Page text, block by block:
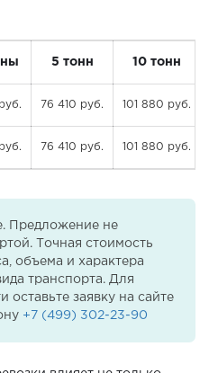
5 тонн 10 тонн
76 410 руб. 101 880 руб.
76 410 руб. 101 880 руб.
Предложение не
Точная стоимость
объема и характера
транспорта. Для
оставьте заявку на сайте
+7 (499) 302-23-90